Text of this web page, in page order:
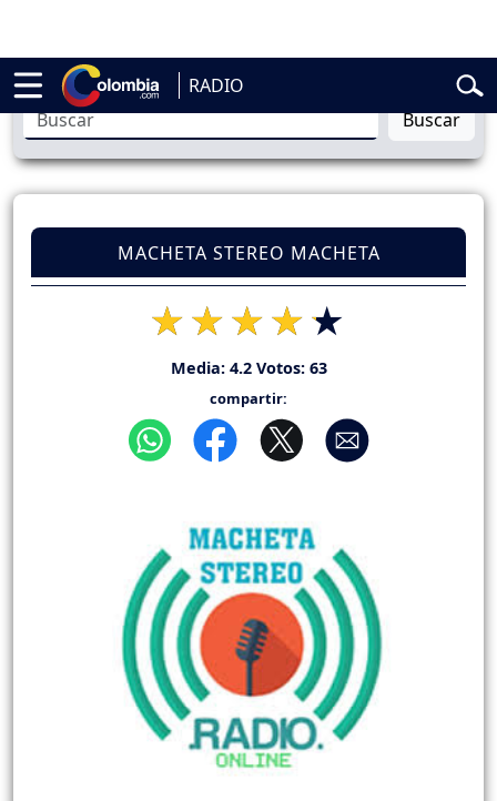
RADIO
Abelardo de la Espriella
Buscar
MACHETA STEREO MACHETA
Media: 4.2Votos: 63
compartir: